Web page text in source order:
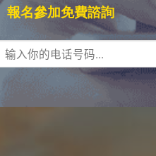
報名參加免費諮詢